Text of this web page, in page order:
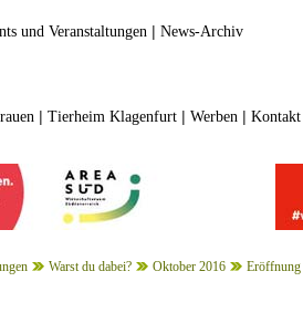
und Veranstaltungen | News-Archiv
| Tierheim Klagenfurt| Werben | Kontakt
Warst du dabei? Oktober 2016 Eröffnung